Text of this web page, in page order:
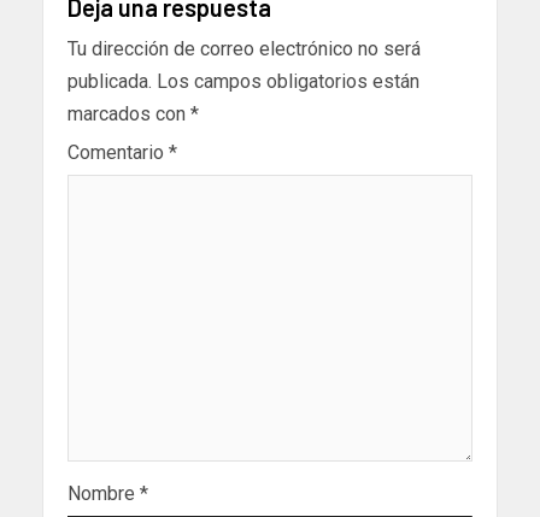
Deja una respuesta
Tu dirección de correo electrónico no será
publicada. Los campos obligatorios están
marcados con *
Comentario *
Nombre *